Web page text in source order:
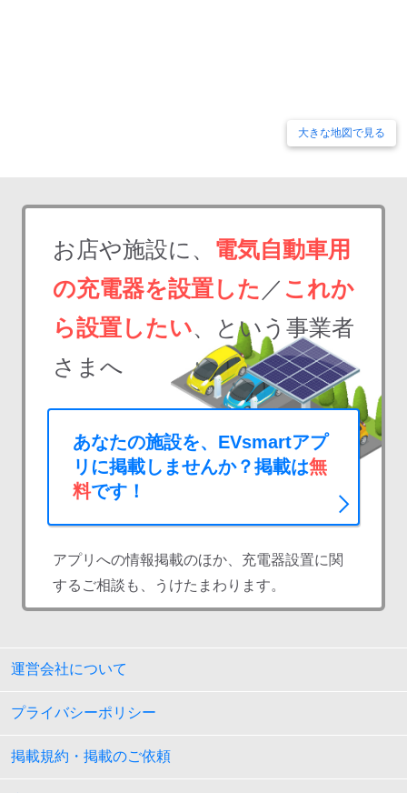
大きな地図で見る
お店や施設に、 電気自動車用
の充電器を設置した ／ これか
ら設置したい、という事業者
さまへ
あなたの施設を、EVsmartアプ
リに掲載しませんか？掲載は無
料です！
アプリへの情報掲載のほか、充電器設置に関
するご相談も、うけたまわります。
運営会社について
プライバシーポリシー
掲載規約・掲載のご依頼